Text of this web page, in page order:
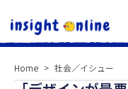
Home 社会／イシュー